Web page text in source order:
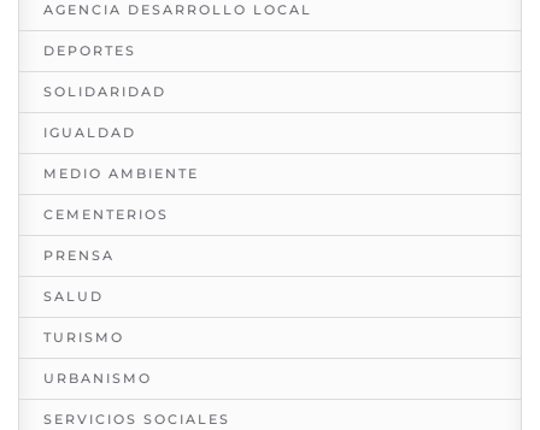
AGENCIA DESARROLLO LOCAL
DEPORTES
SOLIDARIDAD
IGUALDAD
MEDIO AMBIENTE
CEMENTERIOS
PRENSA
SALUD
TURISMO
URBANISMO
SERVICIOS SOCIALES